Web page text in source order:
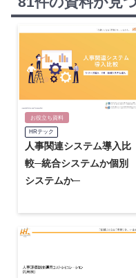
お役立ち資料
HRテック
人事関連システム導入比
較─統合システムか個別
システムか─